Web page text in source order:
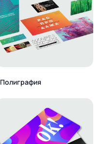
Полиграфия